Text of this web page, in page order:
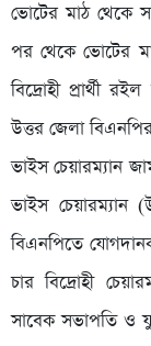
ভোটের মাঠ থেকে
পর থেকে ভোটের
বিদ্রোহী প্রার্থী
উত্তর জেলা
ভাইস চেয়ারম্যান
ভাইস চেয়ারম্যান
বিএনপিতে
চার বিদ্রোহী
সাবেক সভাপতি ও